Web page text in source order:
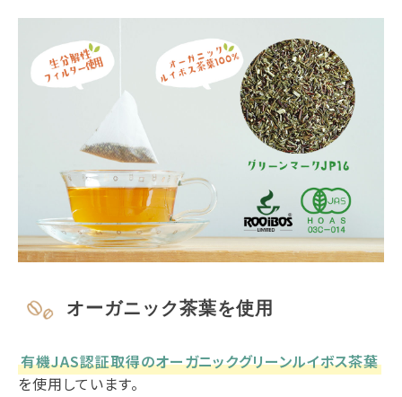
オーガニック茶葉を使用
有機JAS認証取得のオーガニックグリーンルイボス茶葉
を使用しています。